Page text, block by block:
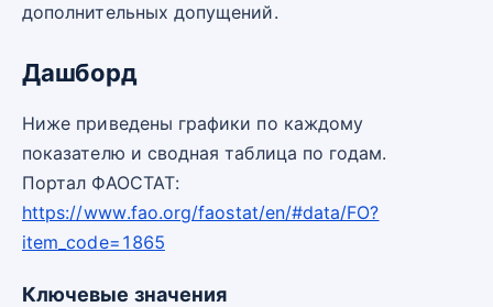
дополнительных допущений.
Дашборд
Ниже приведены графики по каждому
показателю и сводная таблица по годам.
Портал ФАОСТАТ:
https://www.fao.org/faostat/en/#data/FO?
item_code=1865
Ключевые значения